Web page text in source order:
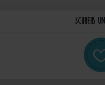
Schreib